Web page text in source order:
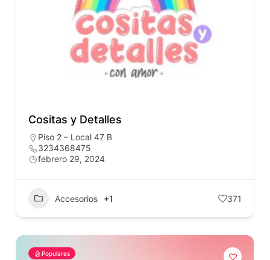
Cositas y Detalles
Piso 2 – Local 47 B
3234368475
febrero 29, 2024
Accesorios +1 371
Populares